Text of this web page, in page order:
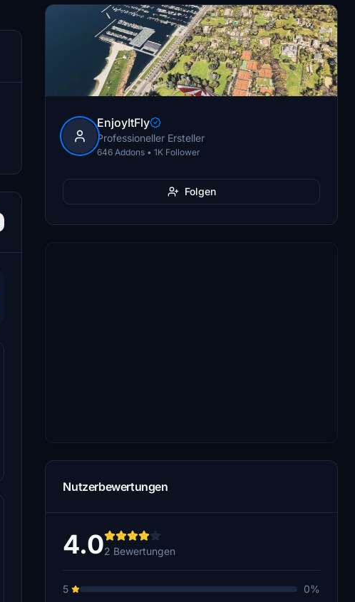
EnjoyItFly
Professioneller Ersteller
646 Addons • 1K Follower
Folgen
Nutzerbewertungen
4.02 Bewertungen
5
0%